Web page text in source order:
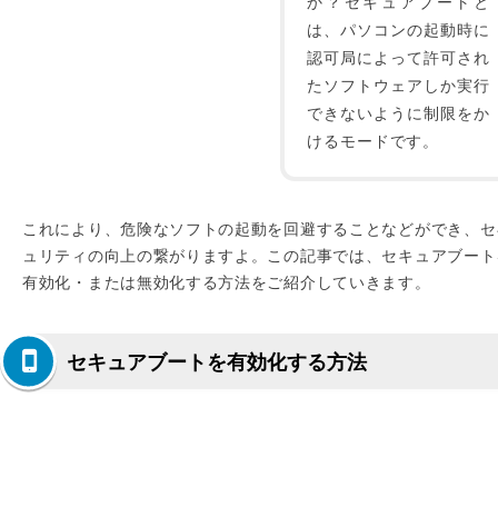
は、パソコンの起動時に
認可局によって許可され
たソフトウェアしか実行
できないように制限をか
けるモードです。
これにより、危険なソフトの起動を回避することなどができ、
ュリティの向上の繋がりますよ。この記事では、セキュアブー
有効化・または無効化する方法をご紹介していきます。
セキュアブートを有効化する方法